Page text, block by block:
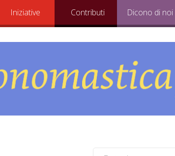
Iniziative Contributi Dicono di noi